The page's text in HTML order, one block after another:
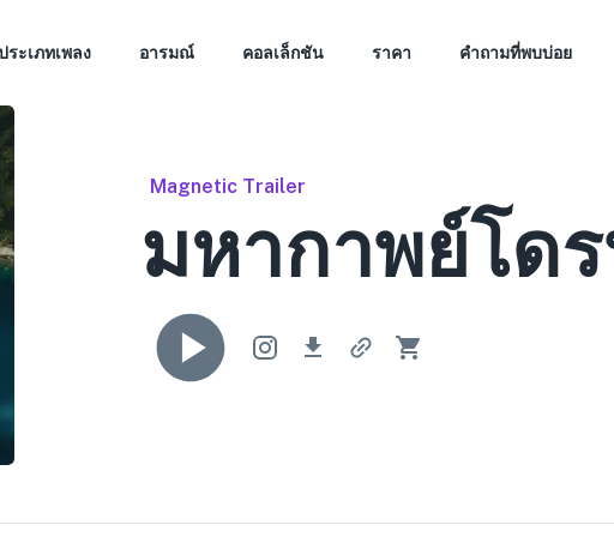
ระเภทเพลง อารมณ์ คอลเล็กชัน ราคา คำถามที่พบบ่อย
Magnetic Trailer
มหากาพย์โด